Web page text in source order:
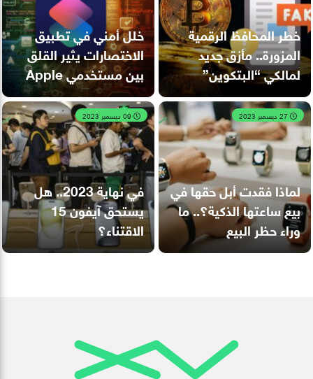
خطر المحافظ الرقمية
المزورة.. مأزق جديد
لمالكي “البتكوين”
خلل أمني في تطبيق
الاختصارات يثير القلق
بين مستخدمي Apple
لماذا فقدت أبل حقها في
بيع ساعتها الذكية؟.. ما
وراء حظر البيع
في نهاية 2023.. هل
يستحق آيفون 15
الاقتناء؟